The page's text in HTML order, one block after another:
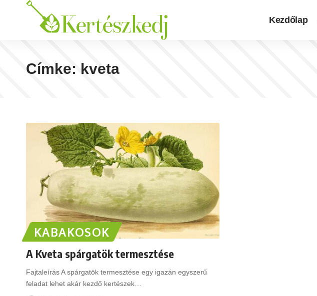
Kezdőlap
Címke: kveta
KABAKOSOK
A Kveta spárgatök termesztése
Fajtaleírás A spárgatök termesztése egy igazán egyszerű
feladat lehet akár kezdő kertészek